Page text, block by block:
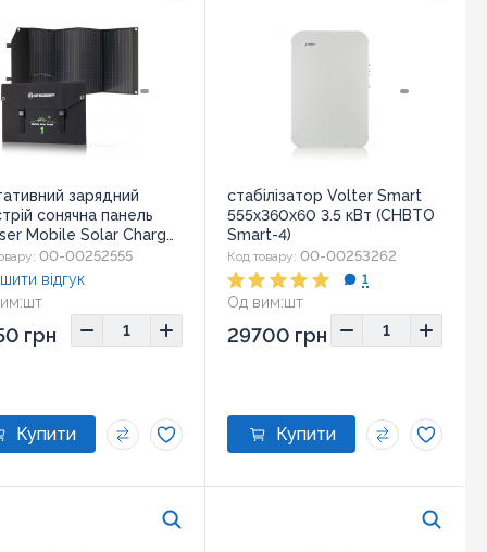
зарядний
сонячна панель
Mobile Solar Charger
USB DC (3810070
00-00252555
шт
52x37x5 см
відгук
грн
стабілізатор Volter Smart
555х360х60 3.5 кВт (СНВТО
Smart-4)
Код товару: 00-00253262
Од вим:шт
555х360х60
1
29700 грн